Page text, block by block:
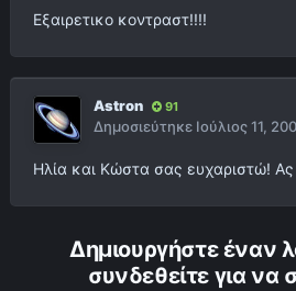
Εξαιρετικο κοντραστ!!!!
Astron 91
Δημοσιεύτηκε Ιούλιος 11,
Ηλία και Κώστα σας ευχαριστώ! Ας
Δημιουργήστε έναν
συνδεθείτε για να